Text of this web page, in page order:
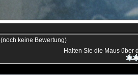
(noch keine Bewertung)
Halten Sie die Maus über